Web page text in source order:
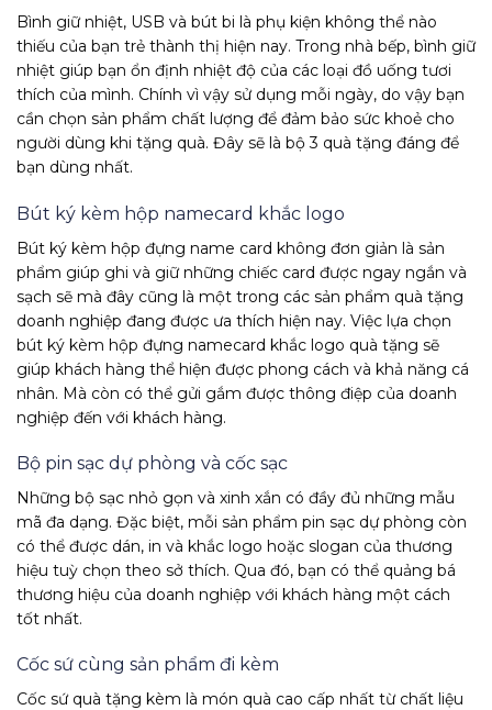
Bình giữ nhiệt, USB và bút bi là phụ kiện không thể nào
thiếu của bạn trẻ thành thị hiện nay. Trong nhà bếp, bình giữ
nhiệt giúp bạn ổn định nhiệt độ của các loại đồ uống tươi
thích của mình. Chính vì vậy sử dụng mỗi ngày, do vậy bạn
cần chọn sản phẩm chất lượng để đảm bảo sức khoẻ cho
người dùng khi tặng quà. Đây sẽ là bộ 3 quà tặng đáng để
bạn dùng nhất.
Bút ký kèm hộp namecard khắc logo
Bút ký kèm hộp đựng name card không đơn giản là sản
phẩm giúp ghi và giữ những chiếc card được ngay ngắn và
sạch sẽ mà đây cũng là một trong các sản phẩm quà tặng
doanh nghiệp đang được ưa thích hiện nay. Việc lựa chọn
bút ký kèm hộp đựng namecard khắc logo quà tặng sẽ
giúp khách hàng thể hiện được phong cách và khả năng cá
nhân. Mà còn có thể gửi gắm được thông điệp của doanh
nghiệp đến với khách hàng.
Bộ pin sạc dự phòng và cốc sạc
Những bộ sạc nhỏ gọn và xinh xắn có đầy đủ những mẫu
mã đa dạng. Đặc biệt, mỗi sản phẩm pin sạc dự phòng còn
có thể được dán, in và khắc logo hoặc slogan của thương
hiệu tuỳ chọn theo sở thích. Qua đó, bạn có thể quảng bá
thương hiệu của doanh nghiệp với khách hàng một cách
tốt nhất.
Cốc sứ cùng sản phẩm đi kèm
Cốc sứ quà tặng kèm là món quà cao cấp nhất từ chất liệu